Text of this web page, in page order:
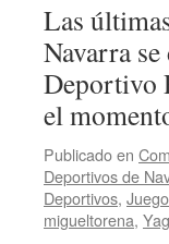
Las
Navarra
Deportivo
el
Publicado en
Deportivos de
Deportivos,
migueltorena,